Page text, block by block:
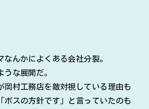
なんかによくある会社分裂。
うな展開だ。
岡村工務店を敵対視している理由も
ボスの方針です」と言っていたのも